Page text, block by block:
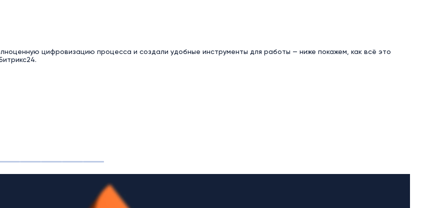
цифровизацию процесса и создали удобные инструменты для работы — ниже покажем, как всё это